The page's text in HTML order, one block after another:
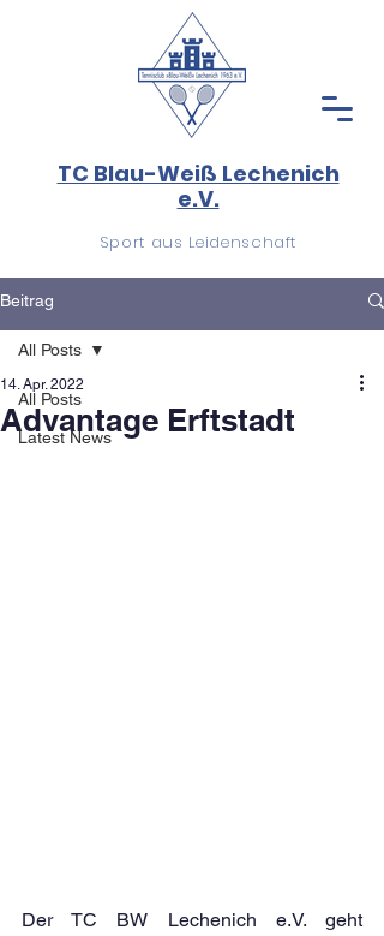
TC Blau-Weiß Lechenich
e.V.
Sport aus Leidenschaft
Beitrag
All Posts
Latest News
All Posts
Advantage Erftstadt
14. Apr. 2022
Der TC BW Lechenich e.V. geht